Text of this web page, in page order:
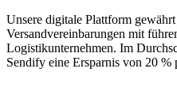
Unsere digitale Plattform
Versandvereinbarungen mit
Logistikunternehmen. Im
Sendify eine Ersparnis von 20 %